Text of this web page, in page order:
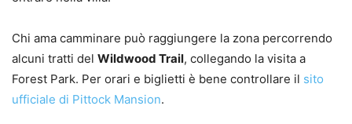
Chi ama camminare può raggiungere la zona percorrendo
alcuni tratti del Wildwood Trail, collegando la visita a
Forest Park. Per orari e biglietti è bene controllare il sito
ufficiale di Pittock Mansion.